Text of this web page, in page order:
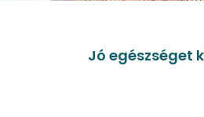
Jó egészséget